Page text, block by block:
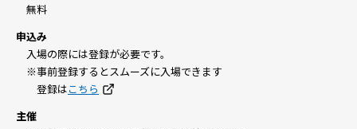
無料
申込み
入場の際には登録が必要です。
※事前登録するとスムーズに入場できます
登録はこちら
主催